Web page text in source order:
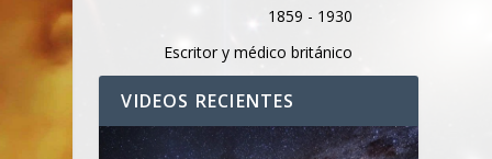
1859 - 1930
Escritor y médico británico
VIDEOS RECIENTES